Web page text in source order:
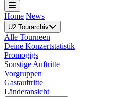
Home News
U2 Tourarchiv
Alle Tourneen
Deine Konzertstatistik
Promogigs
Sonstige Auftritte
Vorgruppen
Gastauftritte
Länderansicht